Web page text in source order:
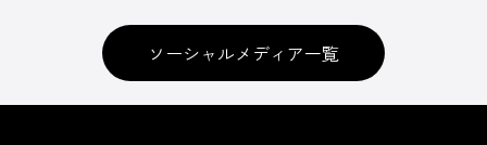
ソーシャルメディア一覧